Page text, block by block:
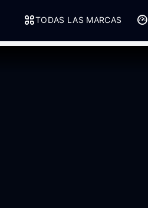
TODAS LAS MARCAS